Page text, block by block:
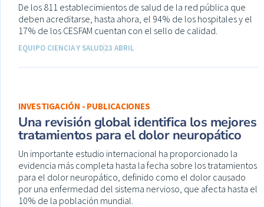
De los 811 establecimientos de salud de la red pública que
deben acreditarse, hasta ahora, el 94% de los hospitales y el
17% de los CESFAM cuentan con el sello de calidad.
EQUIPO CIENCIA Y SALUD23 ABRIL
INVESTIGACIÓN - PUBLICACIONES
Una revisión global identifica los mejores
tratamientos para el dolor neuropático
Un importante estudio internacional ha proporcionado la
evidencia más completa hasta la fecha sobre los tratamientos
para el dolor neuropático, definido como el dolor causado
por una enfermedad del sistema nervioso, que afecta hasta el
10% de la población mundial.